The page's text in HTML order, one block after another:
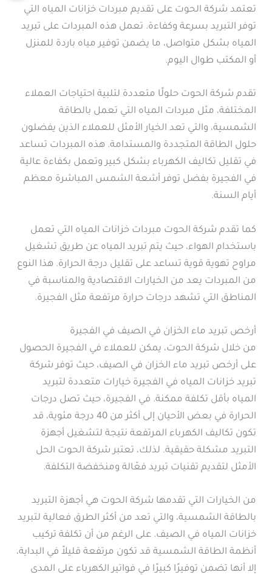
تعتمد شركة الحوت على تقديم مبردات خزانات المياه التي
توفر التبريد بسرعة وكفاءة. تعمل هذه المبردات على تبريد
المياه بشكل متواصل، ما يضمن توفير مياه باردة للمنزل
أو المكتب طوال اليوم.
تقدم شركة الحوت حلولًا متعددة لتلبية احتياجات العملاء
المختلفة، مثل مبردات المياه التي تعمل بالطاقة
الشمسية، والتي تعد الخيار الأمثل للعملاء الذين يفضلون
حلول الطاقة المتجددة والمستدامة. هذه المبردات تساعد
في تقليل تكاليف الكهرباء بشكل كبير وتعمل بكفاءة عالية
في الفجيرة بفضل توفر أشعة الشمس المباشرة معظم
أيام السنة.
كما تقدم شركة الحوت مبردات خزانات المياه التي تعمل
باستخدام الهواء، حيث يتم تبريد المياه عن طريق تشغيل
مراوح تهوية قوية تساعد على تقليل درجة الحرارة. هذا النوع
من المبردات يعد من الخيارات الاقتصادية والمناسبة في
المناطق التي تشهد درجات حرارة مرتفعة مثل الفجيرة.
أرخص تبريد ماء الخزان في الصيف في الفجيرة
من خلال شركة الحوت، يمكن للعملاء في الفجيرة الحصول
على أرخص تبريد ماء الخزان في الصيف، حيث توفر شركة
تبريد خزانات المياه في الفجيرة خيارات متعددة لتبريد
المياه بأقل تكلفة ممكنة. في الفجيرة، حيث تصل درجات
الحرارة في بعض الأحيان إلى أكثر من 40 درجة مئوية، قد
تكون تكاليف الكهرباء المرتفعة نتيجة لتشغيل أجهزة
التبريد مشكلة حقيقية. لذلك، تعتبر شركة الحوت الحل
الأمثل لتقديم تقنيات تبريد فعّالة ومنخفضة التكلفة.
من الخيارات التي تقدمها شركة الحوت هي أجهزة التبريد
بالطاقة الشمسية، والتي تعد من أكثر الطرق فعالية لتبريد
خزانات المياه في الصيف. على الرغم من أن تكلفة تركيب
أنظمة الطاقة الشمسية قد تكون مرتفعة قليلاً في البداية،
إلا أنها تضمن توفيرًا كبيرًا في فواتير الكهرباء على المدى